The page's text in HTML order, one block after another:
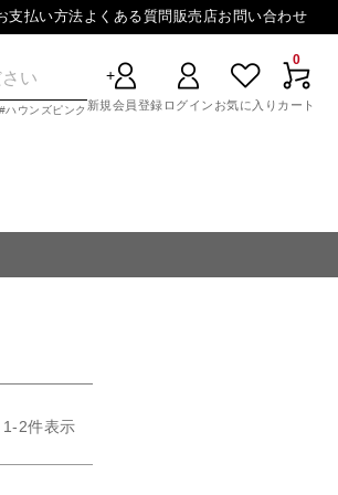
支払い方法よくある質問販売店お問い合わせ
ハウンズピンク 新規会員登録 ログイン お気に入り
0
カート
1-2件表示